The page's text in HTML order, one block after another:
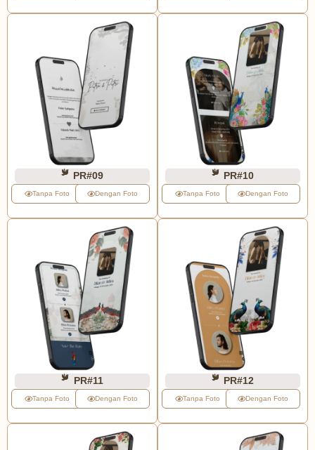
PR#09
Tanpa Foto Dengan Foto
PR#10
Tanpa Foto Dengan Foto
PR#11
Tanpa Foto Dengan Foto
PR#12
Tanpa Foto Dengan Foto